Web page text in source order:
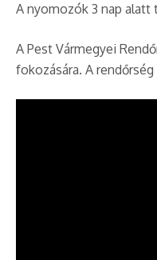
A nyomozók 3 nap
A Pest Vármegyei
fokozására. A